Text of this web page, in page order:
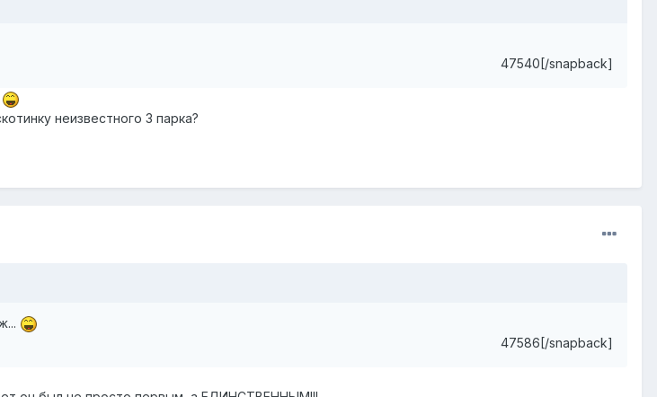
47540[/snapback]
неизвестного 3 парка?
47586[/snapback]